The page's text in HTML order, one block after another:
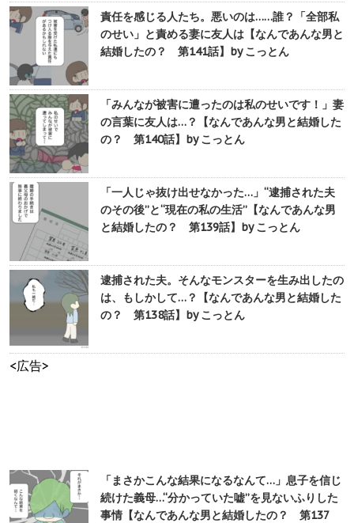
責任を感じる人たち。悪いのは……誰？「全部私
のせい」と責める妻に友人は【なんであんな男と
結婚したの？ 第141話】by こっとん
「みんなが被害に遭ったのは私のせいです！」妻
の言葉に友人は…？【なんであんな男と結婚した
の？ 第140話】by こっとん
「一人じゃ抜け出せなかった…」“逮捕された夫
のその後”と“現在の私の生活”【なんであんな男
と結婚したの？ 第139話】by こっとん
逮捕された夫。そんなモンスターを生み出したの
は、もしかして…？【なんであんな男と結婚した
の？ 第138話】by こっとん
<広告>
「まさかこんな結果になるなんて…」息子を信じ
続けた義母…“分かっていた嘘”を見ないふりした
事情【なんであんな男と結婚したの？ 第137